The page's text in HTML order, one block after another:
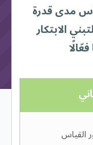
مدى قدرة
الابتكار
القياس